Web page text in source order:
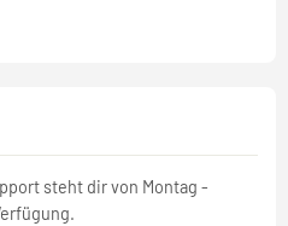
steht dir von Montag -